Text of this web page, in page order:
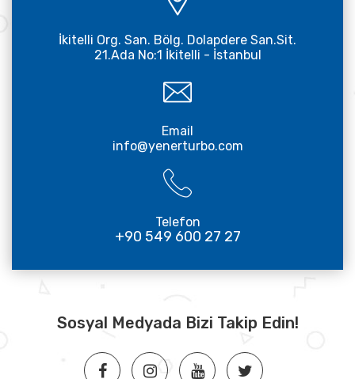
İkitelli Org. San. Bölg. Dolapdere San.Sit.
21.Ada No:1 İkitelli - İstanbul
Email
info@yenerturbo.com
Telefon
+90 549 600 27 27
Sosyal Medyada Bizi Takip Edin!